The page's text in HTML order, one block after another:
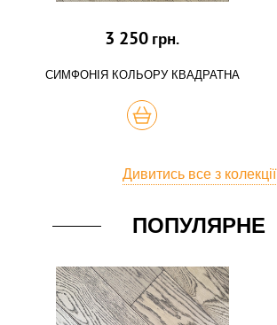
3 250 грн.
СИМФОНІЯ КОЛЬОРУ КВАДРАТНА
КУПИТЬ
Дивитись все з колекції
ПОПУЛЯРНЕ